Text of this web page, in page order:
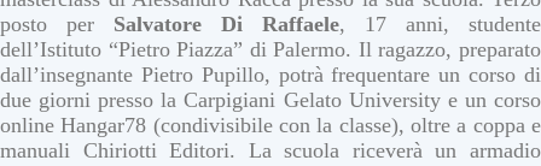
posto per Salvatore Di Raffaele, 17 anni, studente
dell’Istituto “Pietro Piazza” di Palermo. Il ragazzo, preparato
dall’insegnante Pietro Pupillo, potrà frequentare un corso di
due giorni presso la Carpigiani Gelato University e un corso
online Hangar78 (condivisibile con la classe), oltre a coppa e
manuali Chiriotti Editori. La scuola riceverà un armadio